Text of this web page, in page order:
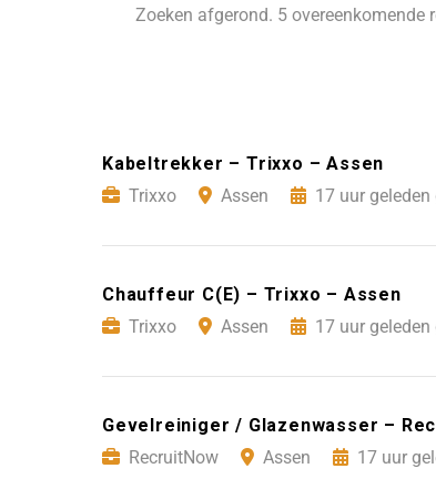
Zoeken afgerond. 5 overeenkomende
Kabeltrekker – Trixxo – Assen
Trixxo
Assen 17 uur
Chauffeur C(E) – Trixxo – Assen
Trixxo
Assen 17 uur
Gevelreiniger / Glazenwasser –
RecruitNow
Assen 17 uur